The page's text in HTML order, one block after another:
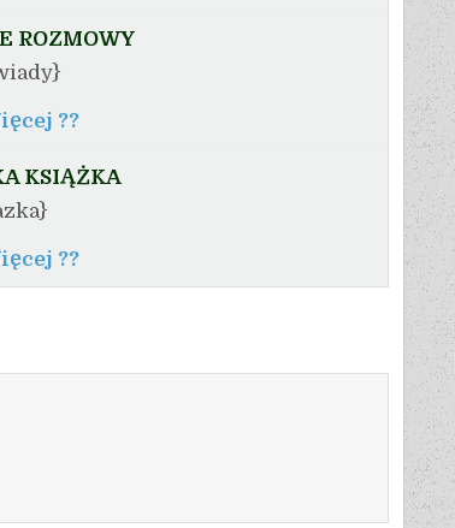
ROZMOWY
??
KSIĄŻKA
??